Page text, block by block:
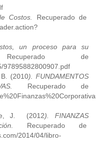
Costos. Recuperado de
un proceso para su
Recuperado de
97895882800907.pdf
(2010). FUNDAMENTOS
Recuperado de
J. (2012). FINANZAS
Recuperado de
2014/04/libro-